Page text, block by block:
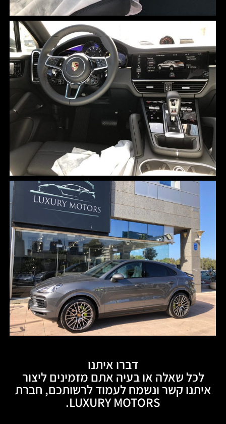
דברו איתנו
לכל שאלה או בעיה אתם מזמינים ליצור
איתנו קשר ונשמח לעמוד לרשותכם, חברת
LUXURY MOTORS.